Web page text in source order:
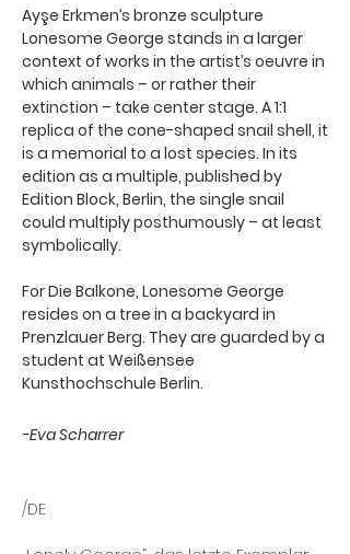
Ayşe Erkmen’s bronze sculpture
Lonesome George stands in a larger
context of works in the artist’s oeuvre in
which animals – or rather their
extinction – take center stage. A 1:1
replica of the cone-shaped snail shell, it
is a memorial to a lost species. In its
edition as a multiple, published by
Edition Block, Berlin, the single snail
could multiply posthumously – at least
symbolically.
For Die Balkone, Lonesome George
resides on a tree in a backyard in
Prenzlauer Berg. They are guarded by a
student at Weißensee
Kunsthochschule Berlin.
-Eva Scharrer
/DE